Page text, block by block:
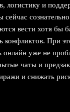
логистику и
сейчас
вести хотя бы
конфликтов. При
онлайн уже не
чаты и
и снижать